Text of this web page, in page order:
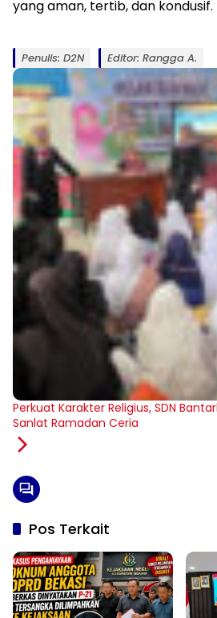
yang aman, tertib, dan kondusif.
Penulis: D2N Editor: Rangga A.
Perkuat Karakter Religius, SDN
Sanlat Ramadan Ceria
Pos Terkait